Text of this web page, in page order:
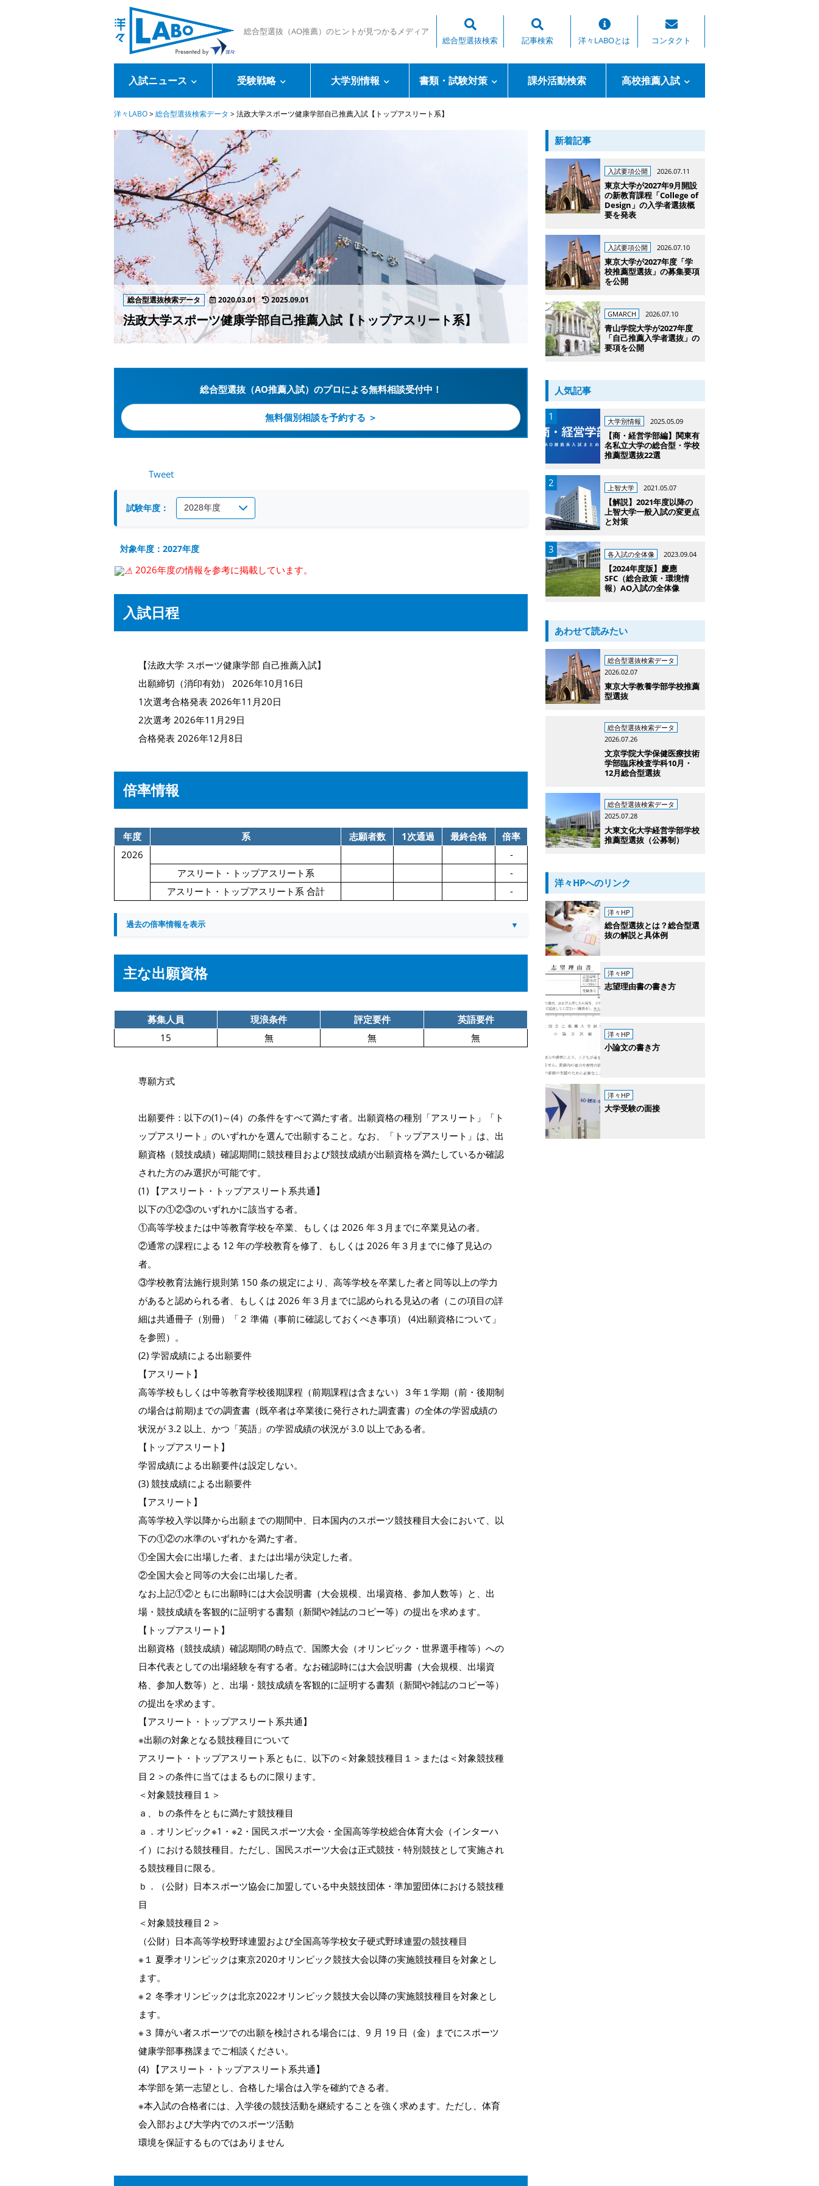
総合型選抜（AO推薦）のヒントが見つかるメディア
総合型選抜検索
記事検索 洋々LABOとは コンタクト
入試ニュース 受験戦略 大学別情報 書類・試験対策 課外活動検索 高校推薦入試
洋々LABO>総合型選抜検索データ >法政大学スポーツ健康学部自己推薦入試【トップアスリート系】
総合型選抜検索データ 2020.03.01 2025.09.01
法政大学スポーツ健康学部自己推薦入試【トップアスリート系】
総合型選抜（AO推薦入試）のプロによる無料相談受付中！
無料個別相談を予約する ＞
Tweet
試験年度：
対象年度：2027年度
2026年度の情報を参考に掲載しています。
入試日程
【法政大学 スポーツ健康学部 自己推薦入試】
出願締切（消印有効） 2026年10月16日
1次選考合格発表 2026年11月20日
2次選考 2026年11月29日
合格発表 2026年12月8日
倍率情報
年度 系 志願者数 1次通過 最終合格
倍率
2026
-
アスリート・トップアスリート系
-
アスリート・トップアスリート系 合計
-
過去の倍率情報を表示
主な出願資格
募集人員 現浪条件 評定要件
英語要件
15
無 無 無
専願方式
出願要件：以下の(1)～(4）の条件をすべて満たす者。出願資格の種別「アスリート」「ト
ップアスリート」のいずれかを選んで出願すること。なお、「トップアスリート」は、出
願資格（競技成績）確認期間に競技種目および競技成績が出願資格を満たしているか確認
された方のみ選択が可能です。
(1) 【アスリート・トップアスリート系共通】
以下の①②③のいずれかに該当する者。
①高等学校または中等教育学校を卒業、もしくは 2026 年３月までに卒業見込の者。
②通常の課程による 12 年の学校教育を修了、もしくは 2026 年３月までに修了見込の
者。
③学校教育法施行規則第 150 条の規定により、高等学校を卒業した者と同等以上の学力
があると認められる者、もしくは 2026 年３月までに認められる見込の者（この項目の詳
細は共通冊子（別冊）「２ 準備（事前に確認しておくべき事項） (4)出願資格について」
を参照）。
(2) 学習成績による出願要件
【アスリート】
高等学校もしくは中等教育学校後期課程（前期課程は含まない）３年１学期（前・後期制
の場合は前期)までの調査書（既卒者は卒業後に発行された調査書）の全体の学習成績の
状況が 3.2 以上、かつ「英語」の学習成績の状況が 3.0 以上である者。
【トップアスリート】
学習成績による出願要件は設定しない。
(3) 競技成績による出願要件
【アスリート】
高等学校入学以降から出願までの期間中、日本国内のスポーツ競技種目大会において、以
下の①②の水準のいずれかを満たす者。
①全国大会に出場した者、または出場が決定した者。
②全国大会と同等の大会に出場した者。
なお上記①②ともに出願時には大会説明書（大会規模、出場資格、参加人数等）と、出
場・競技成績を客観的に証明する書類（新聞や雑誌のコピー等）の提出を求めます。
【トップアスリート】
出願資格（競技成績）確認期間の時点で、国際大会（オリンピック・世界選手権等）への
日本代表としての出場経験を有する者。なお確認時には大会説明書（大会規模、出場資
格、参加人数等）と、出場・競技成績を客観的に証明する書類（新聞や雑誌のコピー等）
の提出を求めます。
【アスリート・トップアスリート系共通】
※出願の対象となる競技種目について
アスリート・トップアスリート系ともに、以下の＜対象競技種目１＞または＜対象競技種
目２＞の条件に当てはまるものに限ります。
＜対象競技種目１＞
ａ、ｂの条件をともに満たす競技種目
ａ．オリンピック※1・※2・国民スポーツ大会・全国高等学校総合体育大会（インターハ
イ）における競技種目。ただし、国民スポーツ大会は正式競技・特別競技として実施され
る競技種目に限る。
ｂ．（公財）日本スポーツ協会に加盟している中央競技団体・準加盟団体における競技種
目
＜対象競技種目２＞
（公財）日本高等学校野球連盟および全国高等学校女子硬式野球連盟の競技種目
※１ 夏季オリンピックは東京2020オリンピック競技大会以降の実施競技種目を対象とし
ます。
※２ 冬季オリンピックは北京2022オリンピック競技大会以降の実施競技種目を対象とし
ます。
※３ 障がい者スポーツでの出願を検討される場合には、9 月 19 日（金）までにスポーツ
健康学部事務課までご相談ください。
(4) 【アスリート・トップアスリート系共通】
本学部を第一志望とし、合格した場合は入学を確約できる者。
※本入試の合格者には、入学後の競技活動を継続することを強く求めます。ただし、体育
会入部および大学内でのスポーツ活動
環境を保証するものではありません
新着記事
入試要項公開 2026.07.11
東京大学が2027年9月開設
の新教育課程「College of
Design」の入学者選抜概
要を発表
入試要項公開 2026.07.10
東京大学が2027年度「学
校推薦型選抜」の募集要項
を公開
GMARCH 2026.07.10
青山学院大学が2027年度
「自己推薦入学者選抜」の
要項を公開
人気記事
大学別情報 2025.05.09
【商・経営学部編】関東有
名私立大学の総合型・学校
推薦型選抜22選
上智大学 2021.05.07
【解説】2021年度以降の
上智大学一般入試の変更点
と対策
各入試の全体像 2023.09.04
【2024年度版】慶應
SFC（総合政策・環境情
報）AO入試の全体像
あわせて読みたい
総合型選抜検索データ
2026.02.07
東京大学教養学部学校推薦
型選抜
総合型選抜検索データ
2026.07.26
文京学院大学保健医療技術
学部臨床検査学科10月・
12月総合型選抜
総合型選抜検索データ
2025.07.28
大東文化大学経営学部学校
推薦型選抜（公募制）
洋々HPへのリンク
洋々HP
総合型選抜とは？総合型選
抜の解説と具体例
洋々HP
志望理由書の書き方
洋々HP
小論文の書き方
洋々HP
大学受験の面接